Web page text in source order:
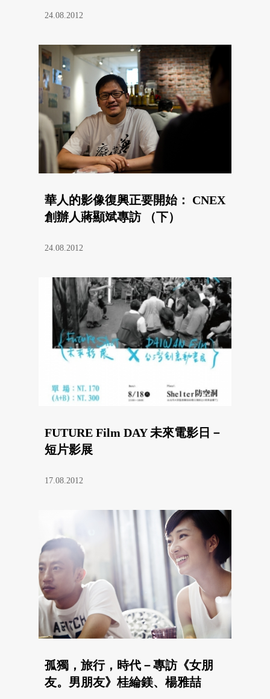
24.08.2012
華人的影像復興正要開始： CNEX
創辦人蔣顯斌專訪 （下）
24.08.2012
FUTURE Film DAY 未來電影日－
短片影展
17.08.2012
孤獨，旅行，時代－專訪《女朋
友。男朋友》桂綸鎂、楊雅喆